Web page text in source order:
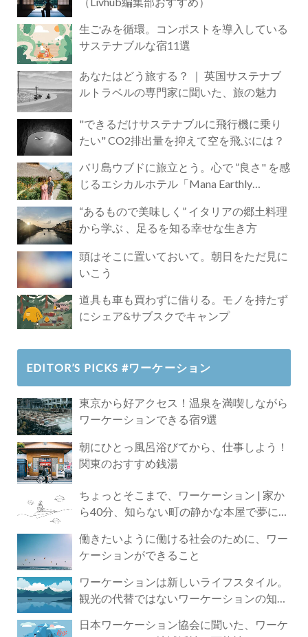
生ごみを循環。コンポストを導入している
サステナブルな宿11選
あなたはどう旅する？ ｜ 英国サステナブ
ルトラベルの専門家に聞いた、旅の魅力
"できるだけサステナブルに飛行機に乗り
たい" CO2排出量を抑えて空を飛ぶには？
バリ島ウブドに旅立とう。心で ”良さ" を感
じるエシカルホテル「Mana Earthly
“あるもので美味しく” イタリアの郷土料理
から学ぶ 、足るを知る幸せな生き方
頭はそこに置いておいて。朝日をただ見に
いこう
道具も車も買わずに借りる。モノを持たず
にシェア&サブスクでキャンプ
EDITOR’S PICKS #ワーケーション
東京から好アクセス！温泉を満喫しながら
ワーケーションできる宿9選
朝にひとっ風呂浴びてから、仕事しよう！
関東のおすすめ銭湯
ちょっとそこまで、ワーケーション | 家か
ら40分、知らない町の静かな本屋で夢に近
働きたいように働ける社会のために、ワー
ケーションができること
ワーケーションは新しいライフスタイル。
観光の代替ではないワーケーションの知ら
日本ワーケーション協会に聞いた、ワーケ